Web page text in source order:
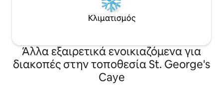
Κλιματισμός
Άλλα εξαιρετικά ενοικιαζόμενα για
διακοπές στην τοποθεσία St. George's
Caye